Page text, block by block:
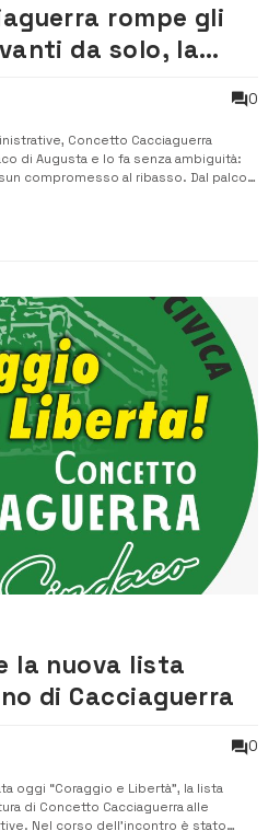
rompe gli
da solo, la
0
Concetto Cacciaguerra
di Augusta e lo fa senza ambiguità:
compromesso al ribasso. Dal palco
all’attuale amministrazione
la nuova lista
di Cacciaguerra
0
oggi “Coraggio e Libertà”, la lista
di Concetto Cacciaguerra alle
Nel corso dell’incontro è stato